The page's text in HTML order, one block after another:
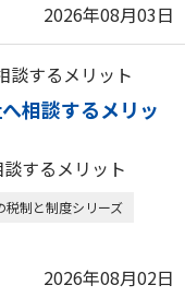
2026年08月03日
相談するメリッ
するメリット
税制と制度シリーズ
2026年08月02日